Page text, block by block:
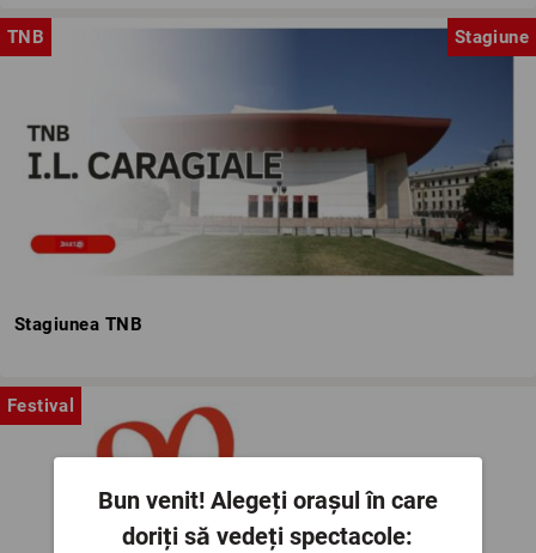
TNB Stagiune
Stagiunea TNB
Festival
Bun venit!Alegeți orașul în care
doriți să vedeți spectacole: